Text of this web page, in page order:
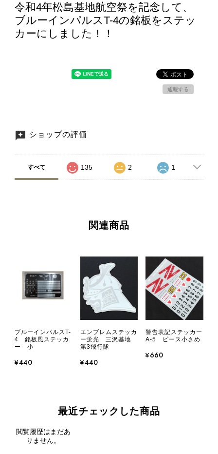
令和4年松島基地航空祭を記念して、
ブルーインパルスT-4の銘板をステッ
カーにしました！！
通報する
ショップの評価
すべて 135 2 1
関連商品
ブルーインパルスT-
4 銘板風ステッカ
ー 小
¥440
エンブレムステッカ
ー蛍光 三沢基地
第3飛行隊
¥440
警告表記ステッカー
A-5 ピース小さめ
¥660
最近チェックした商品
閲覧履歴はまだあ
りません。